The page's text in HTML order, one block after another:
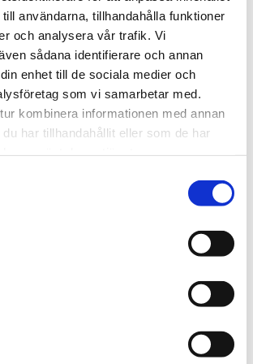
användarna, tillhandahålla funktioner
och analysera vår trafik. Vi
sådana identifierare och annan
enhet till de sociala medier och
som vi samarbetar med.
kombinera informationen med annan
har tillhandahållit eller som de har
Tusentals